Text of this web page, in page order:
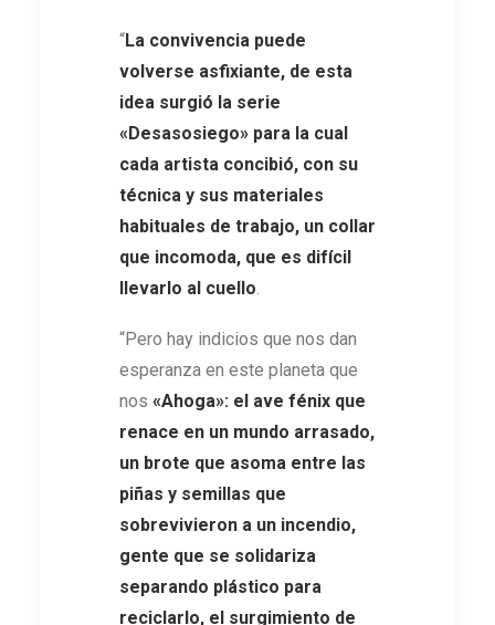
“La convivencia puede
volverse asfixiante, de esta
idea surgió la serie
«Desasosiego» para la cual
cada artista concibió, con su
técnica y sus materiales
habituales de trabajo, un collar
que incomoda, que es difícil
llevarlo al cuello.
“Pero hay indicios que nos dan
esperanza en este planeta que
nos «Ahoga»: el ave fénix que
renace en un mundo arrasado,
un brote que asoma entre las
piñas y semillas que
sobrevivieron a un incendio,
gente que se solidariza
separando plástico para
reciclarlo, el surgimiento de